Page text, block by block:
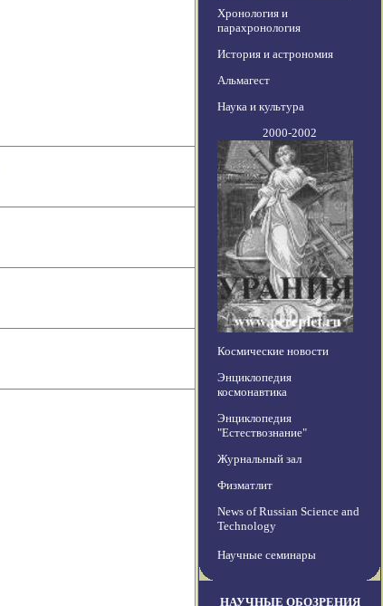
Хронология и
парахронология
История и астрономия
Альмагест
Наука и культура
2000-2002
Космические новости
Энциклопедия
космонавтика
Энциклопедия
"Естествознание"
Журнальный зал
Физматлит
News of Russian Science and
Technology
Научные семинары
НАУЧНЫЕ ОБОЗРЕНИЯ